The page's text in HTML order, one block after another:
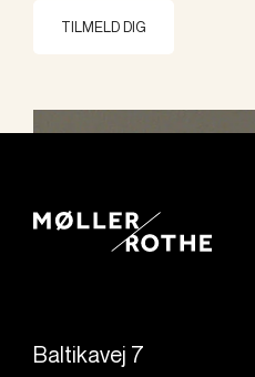
TILMELD DIG
Baltikavej 7